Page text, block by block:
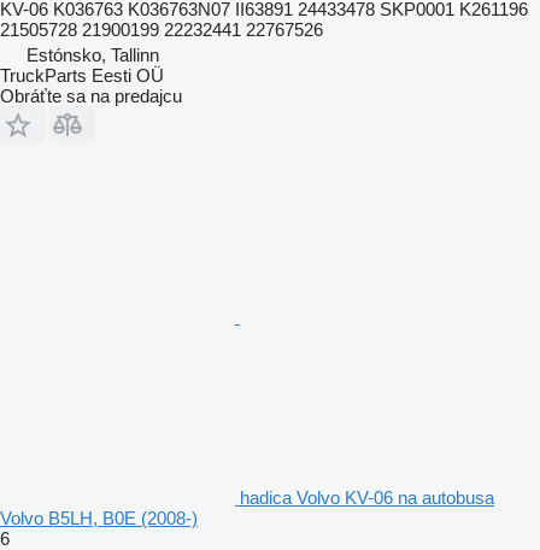
KV-06 K036763 K036763N07 II63891 24433478 SKP0001 K261196
21505728 21900199 22232441 22767526
Estónsko, Tallinn
TruckParts Eesti OÜ
Obráťte sa na predajcu
hadica Volvo KV-06 na autobusa
Volvo B5LH, B0E (2008-)
6